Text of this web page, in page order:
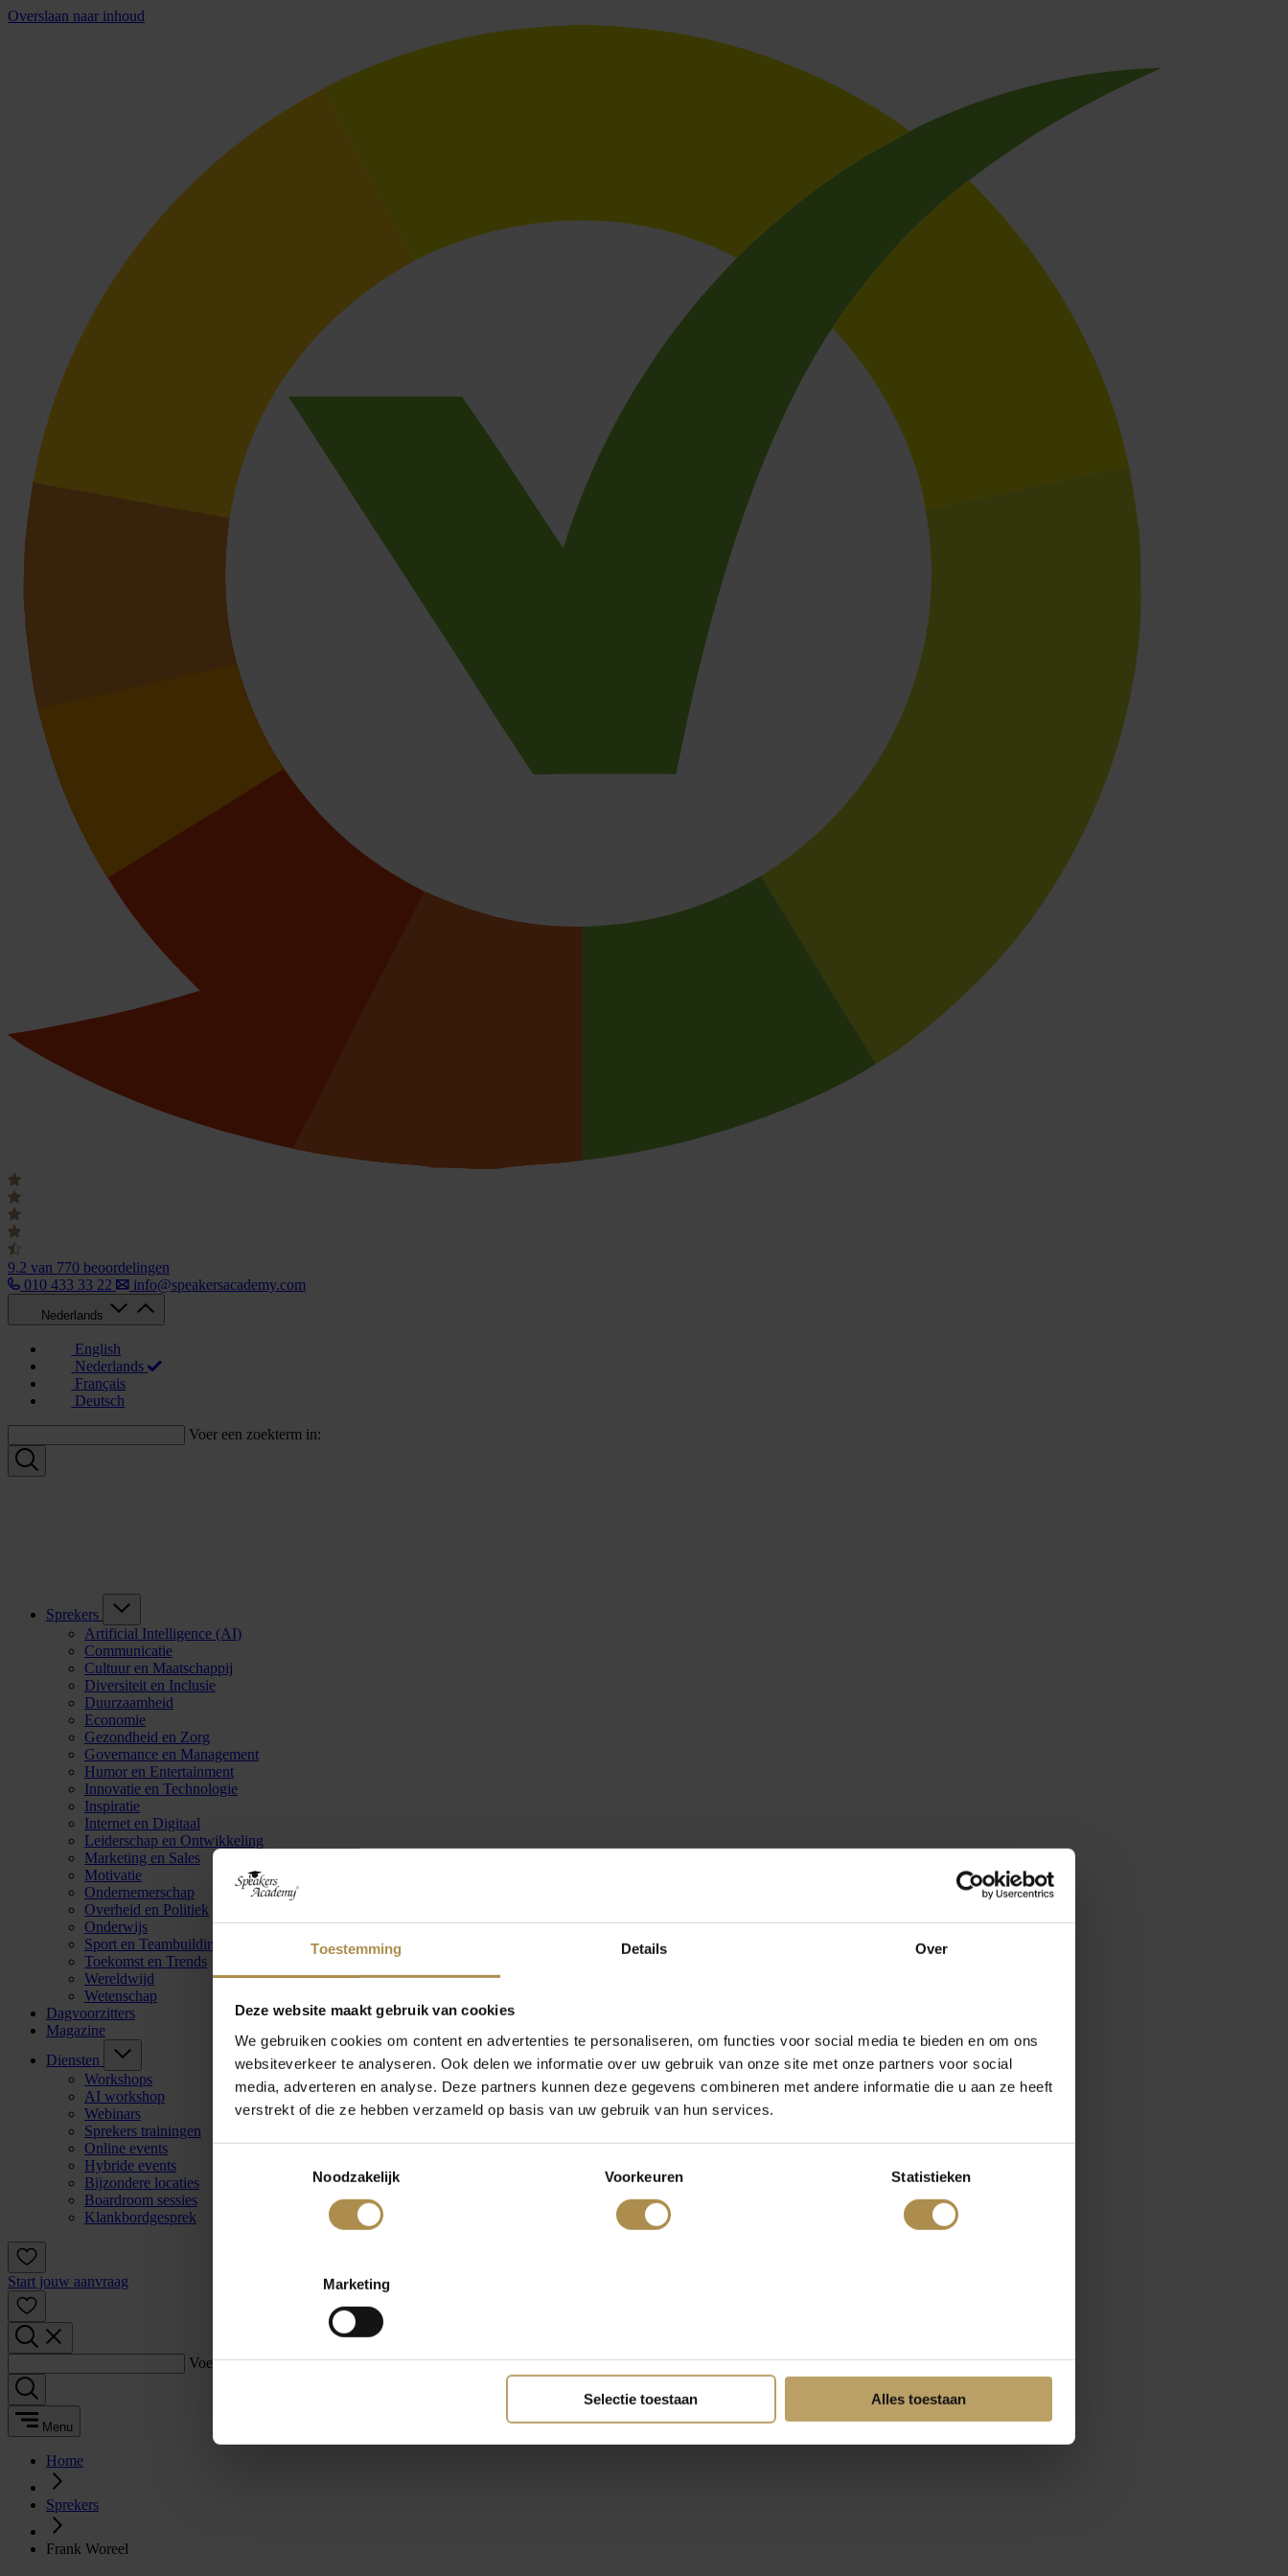
Toestemming Details Over
Deze website maakt gebruik van cookies
We gebruiken cookies om content en advertenties te personaliseren, om functies voor social media te bieden en om ons
websiteverkeer te analyseren. Ook delen we informatie over uw gebruik van onze site met onze partners voor social
media, adverteren en analyse. Deze partners kunnen deze gegevens combineren met andere informatie die u aan ze heeft
verstrekt of die ze hebben verzameld op basis van uw gebruik van hun services.
Noodzakelijk
Voorkeuren Statistieken
Marketing
Selectie toestaan Alles toestaan
Overslaan naar inhoud
9.2 van 770 beoordelingen
010 433 33 22
info@speakersacademy.com
Nederlands
English
Nederlands
Français
Deutsch
Voer een zoekterm in:
Sprekers
Artificial Intelligence (AI)
Communicatie
Cultuur en Maatschappij
Diversiteit en Inclusie
Duurzaamheid
Economie
Gezondheid en Zorg
Governance en Management
Humor en Entertainment
Innovatie en Technologie
Inspiratie
Internet en Digitaal
Leiderschap en Ontwikkeling
Marketing en Sales
Motivatie
Ondernemerschap
Overheid en Politiek
Onderwijs
Sport en Teambuilding
Toekomst en Trends
Wereldwijd
Wetenschap
Dagvoorzitters
Magazine
Diensten
Workshops
AI workshop
Webinars
Sprekers trainingen
Online events
Hybride events
Bijzondere locaties
Boardroom sessies
Klankbordgesprek
Start jouw aanvraag
Voer een zoekterm in:
Menu
Home
Sprekers
Frank Woreel